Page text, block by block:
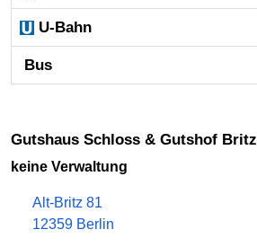
U-Bahn
Bus
Gutshaus Schloss & Gutshof Britz
keine Verwaltung
Alt-Britz 81
12359 Berlin